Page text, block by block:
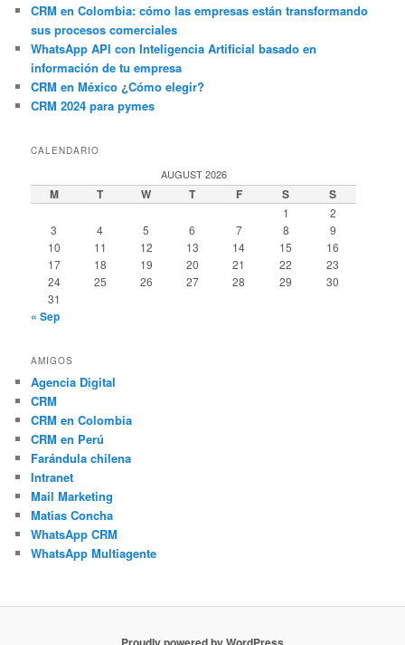
CRM en Colombia: cómo las empresas están transformando
sus procesos comerciales
WhatsApp API con Inteligencia Artificial basado en
información de tu empresa
CRM en México ¿Cómo elegir?
CRM 2024 para pymes
CALENDARIO
AUGUST 2026
M T W T F S S
1
2
3
4 5 6 7 8
9
10
11 12 13 14 15
16
17
18 19 20 21 22
23
24
25 26 27 28 29
30
31
« Sep
AMIGOS
Agencia Digital
CRM
CRM en Colombia
CRM en Perú
Farándula chilena
Intranet
Mail Marketing
Matias Concha
WhatsApp CRM
WhatsApp Multiagente